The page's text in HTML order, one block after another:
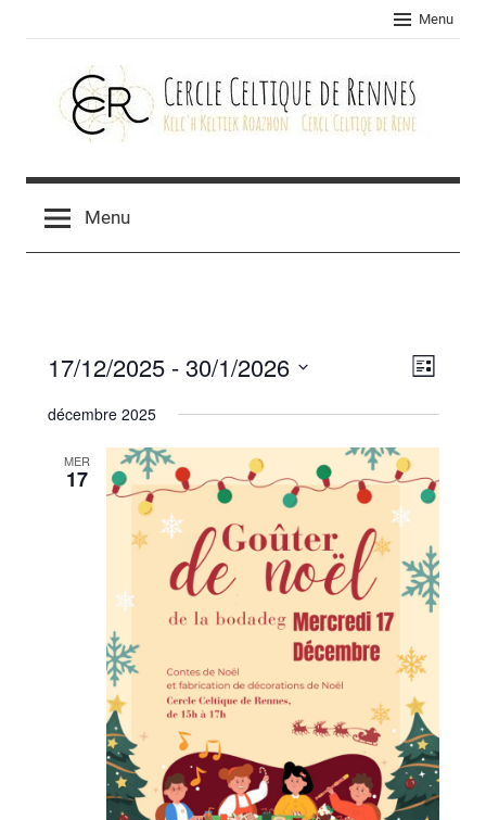
Menu
Cercle
celtique
Menu
par
Liste
17/12/2025 - 30/1/2026
date.
décembre 2025
MER
17